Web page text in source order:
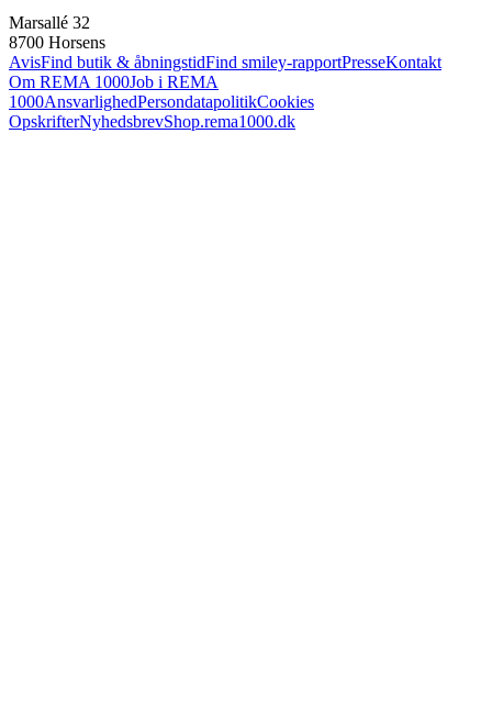
Marsallé 32
8700 Horsens
AvisFind butik & åbningstidFind smiley-rapportPresseKontakt
Om REMA 1000Job i REMA
1000AnsvarlighedPersondatapolitikCookies
OpskrifterNyhedsbrevShop.rema1000.dk